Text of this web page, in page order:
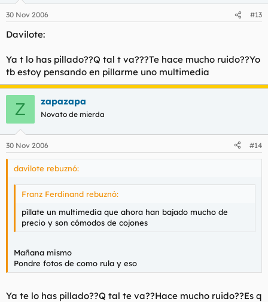
30 Nov 2006 #13
Davilote:
Ya t lo has pillado??Q tal t va???Te hace mucho ruido??Yo
tb estoy pensando en pillarme uno multimedia
Z zapazapa
Novato de mierda
30 Nov 2006 #14
davilote rebuznó:
Franz Ferdinand rebuznó:
píllate un multimedia que ahora han bajado mucho de
precio y son cómodos de cojones
Mañana mismo
Pondre fotos de como rula y eso
Ya te lo has pillado??Q tal te va??Hace mucho ruido??Es q